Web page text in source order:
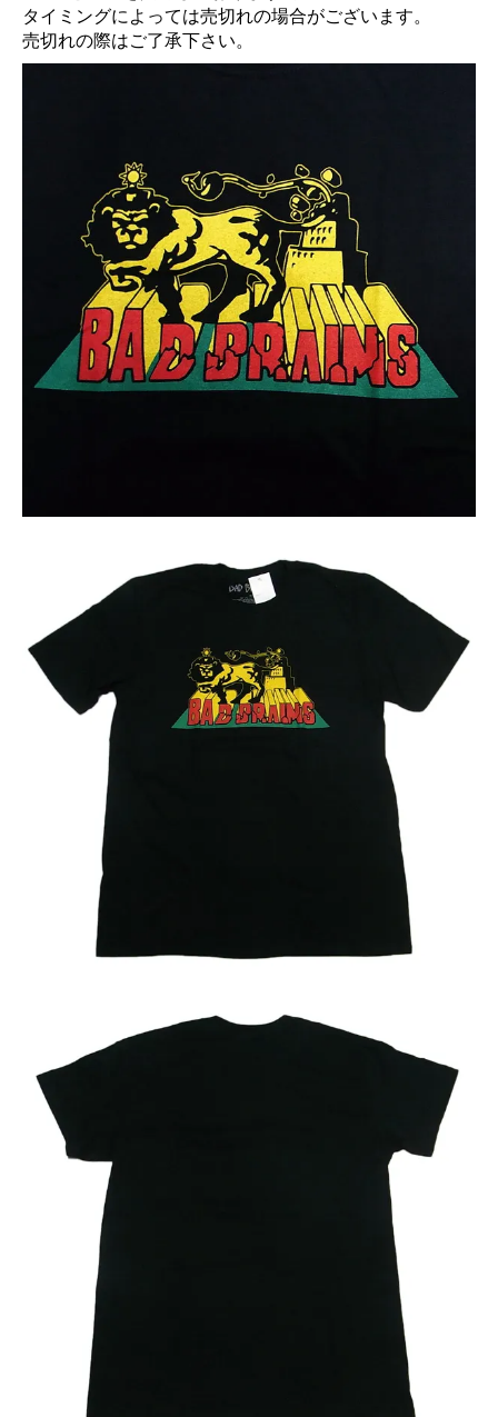
タイミングによっては売切れの場合がございます。
売切れの際はご了承下さい。